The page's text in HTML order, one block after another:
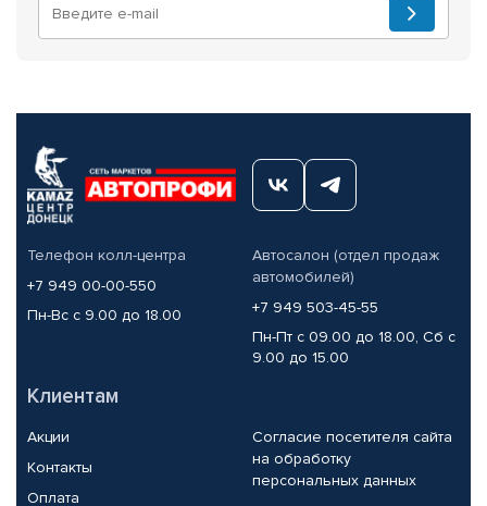
Телефон колл-центра
+7 949 00-00-550
Пн-Вс с 9.00 до 18.00
Автосалон (отдел продаж
автомобилей)
+7 949 503-45-55
Пн-Пт с 09.00 до 18.00, Сб с
9.00 до 15.00
Клиентам
Акции
Контакты
Оплата
Согласие посетителя сайта
на обработку
персональных данных